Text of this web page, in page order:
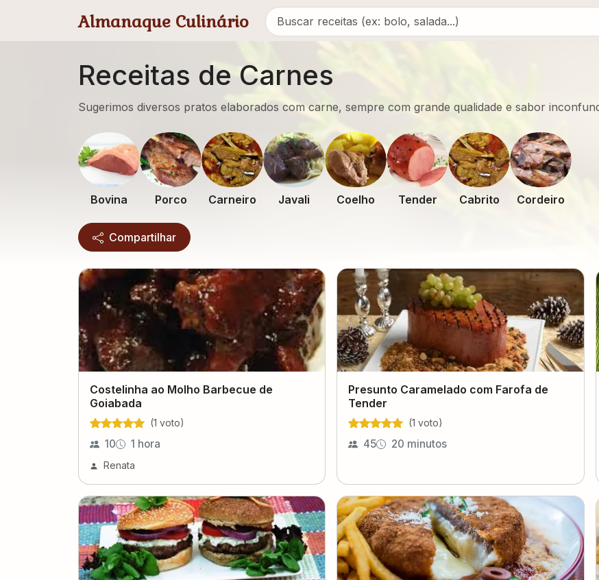
Almanaque Culinário
Receitas de Carnes
Sugerimos diversos pratos elaborados com carne, sempre com grande qualidade e sabor
Bovina Porco Carneiro Javali Coelho Tender Cabrito Cordeiro
Compartilhar
Costelinha ao Molho Barbecue de
Goiabada
(1 voto)
10 1 hora
Renata
Presunto Caramelado com Farofa de
Tender
(1 voto)
45 20 minutos